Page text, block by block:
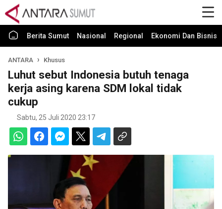
Berita Sumut Nasional Regional Ekonomi Dan Bisnis
ANTARA Khusus
Luhut sebut Indonesia butuh tenaga
kerja asing karena SDM lokal tidak
cukup
Sabtu, 25 Juli 2020 23:17